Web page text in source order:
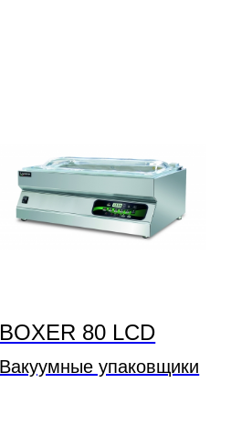
BOXER 80 LCD
Вакуумные упаковщики